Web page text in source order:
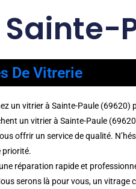
De Vitrerie
un vitrier à Sainte-Paule (69620)
un vitrier à Sainte-Paule
offrir un service de qualité.
priorité.
réparation rapide et
serons là pour vous, un